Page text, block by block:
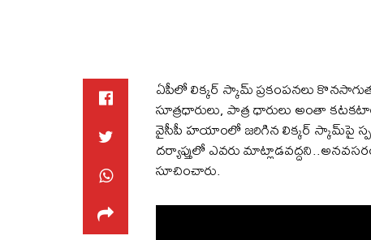
ఏపీలో లిక్కర్ స్కామ్ ప్రకంపనలు
సూత్రధారులు, పాత్ర ధారులు అంతా
వైసీపీ హయాంలో జరిగిన లిక్కర్ స్కామ్‌పై
దర్యాప్తులో ఎవరు
సూచించారు.